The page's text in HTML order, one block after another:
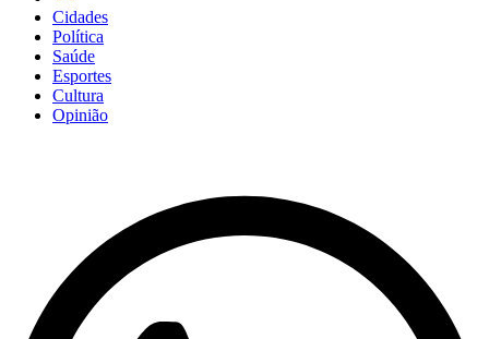
Cidades
Política
Saúde
Esportes
Cultura
Opinião